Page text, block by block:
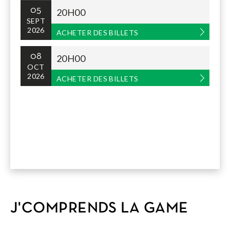
05
SEPT
2026
20H00
ACHETER DES BILLETS
08
OCT
2026
20H00
ACHETER DES BILLETS
J'COMPRENDS LA GAME